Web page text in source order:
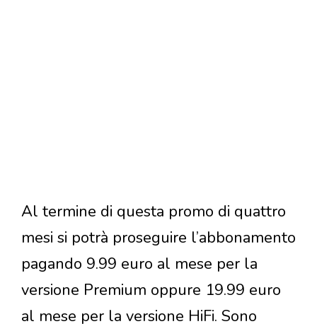
Al termine di questa promo di quattro
mesi si potrà proseguire l’abbonamento
pagando 9.99 euro al mese per la
versione Premium oppure 19.99 euro
al mese per la versione HiFi. Sono